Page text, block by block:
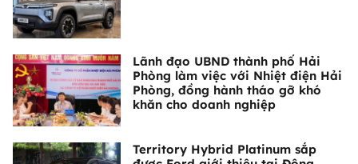
Lãnh đạo UBND thành phố Hải
Phòng làm việc với Nhiệt điện Hải
Phòng, đồng hành tháo gỡ khó
khăn cho doanh nghiệp
Territory Hybrid Platinum sắp